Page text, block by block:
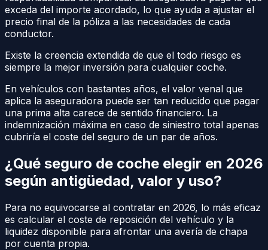
exceda del importe acordado, lo que ayuda a ajustar el
precio final de la póliza a las necesidades de cada
conductor.
Existe la creencia extendida de que el todo riesgo es
siempre la mejor inversión para cualquier coche.
En vehículos con bastantes años, el valor venal que
aplica la aseguradora puede ser tan reducido que pagar
una prima alta carece de sentido financiero. La
indemnización máxima en caso de siniestro total apenas
cubriría el coste del seguro de un par de años.
¿Qué seguro de coche elegir en 2026
según antigüedad, valor y uso?
Para no equivocarse al contratar en 2026, lo más eficaz
es calcular el coste de reposición del vehículo y la
liquidez disponible para afrontar una avería de chapa
por cuenta propia.